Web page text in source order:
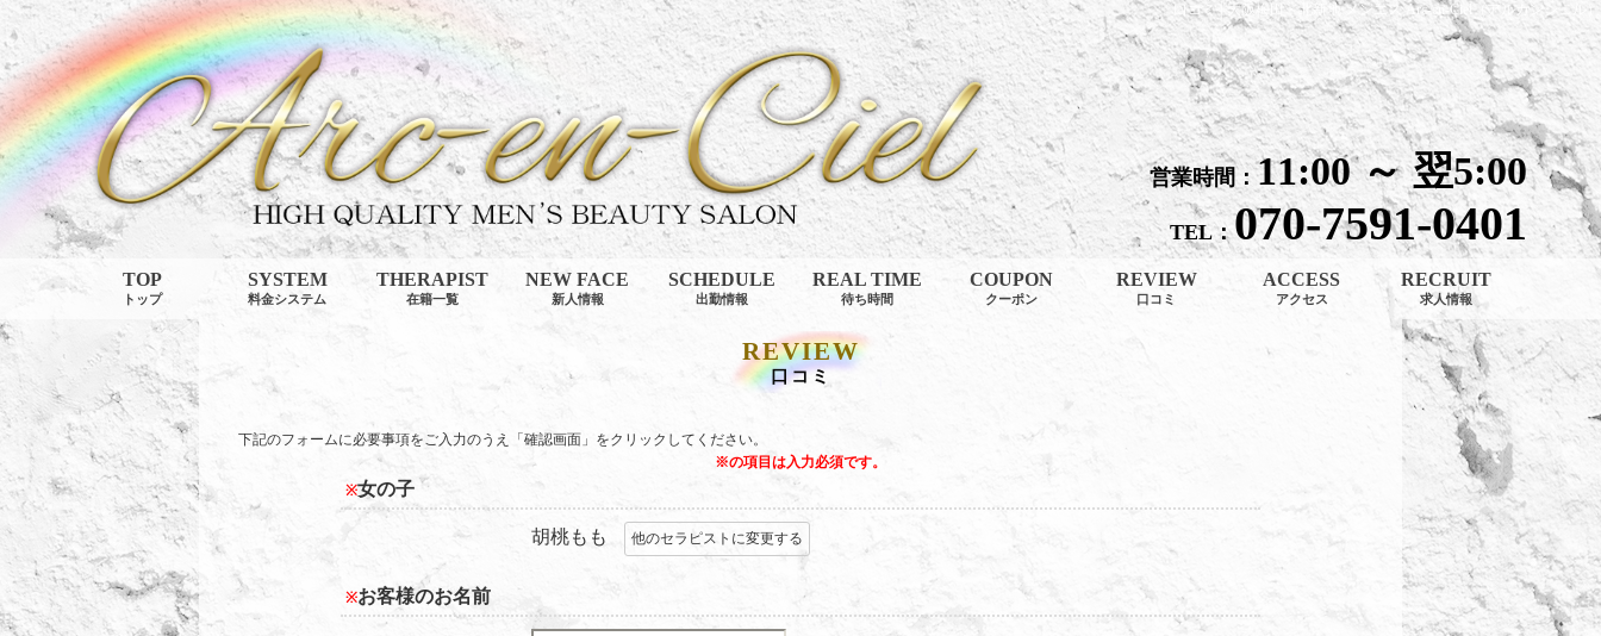
口コミ│大阪梅田・北新地 メンエス Arc-en-Ciel（アルカンシェル）
営業時間：11:00 ～ 翌5:00
TEL：070-7591-0401
TOP
トップ
SYSTEM
料金システム
THERAPIST
在籍一覧
NEW FACE
新人情報
SCHEDULE
出勤情報
REAL TIME
待ち時間
COUPON
クーポン
REVIEW
口コミ
ACCESS
アクセス
RECRUIT
求人情報
REVIEW
口コミ
下記のフォームに必要事項をご入力のうえ「確認画面」をクリックしてください。
※の項目は入力必須です。
※女の子
胡桃もも 他のセラピストに変更する
※お客様のお名前